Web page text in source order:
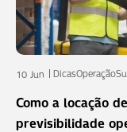
10 Jun DicasOperação
Como a locação
previsibilidade